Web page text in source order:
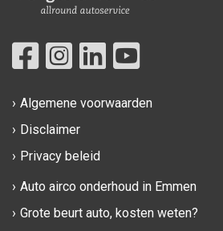
Algemene voorwaarden
Disclaimer
Privacy beleid
Auto airco onderhoud in Emmen
Grote beurt auto, kosten weten?